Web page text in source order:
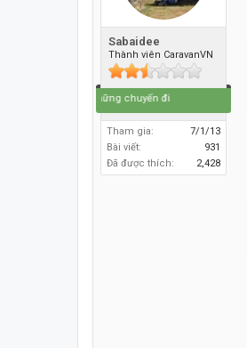
Sabaidee
Thành viên CaravanVN
Cuộc đời là những chuyến đi
Tham gia:
7/1/13
Bài viết:
931
Đã được thích:
2,428